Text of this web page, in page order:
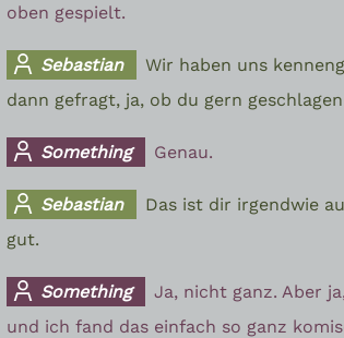
oben gespielt.
Sebastian Wir haben uns
dann gefragt, ja, ob du gern
Something Genau.
Sebastian Das ist dir irgendwie
gut.
Something Ja, nicht ganz. Aber
und ich fand das einfach so ganz